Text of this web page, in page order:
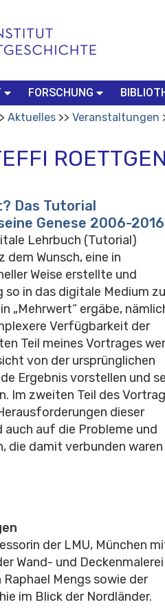
FORSCHUNG
Aktuelles Veranstaltungen
ROETTGEN
Das Tutorial
Genese 2006-2016
Lehrbuch (Tutorial)
Wunsch, eine in
Weise erstellte und
in das digitale Medium zu
„Mehrwert“ ergäbe,
Verfügbarkeit der
Teil meines Vortrages
von der ursprünglichen
Ergebnis vorstellen und
Im zweiten Teil des
dieser
auch auf die Probleme und
die damit verbunden
der LMU, München
Wand- und
Mengs sowie der
im Blick der Nordländer.